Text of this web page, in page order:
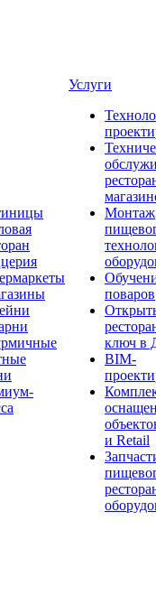
Услуги
Монтаж
поваров
ключ в
BIM-
и Retail